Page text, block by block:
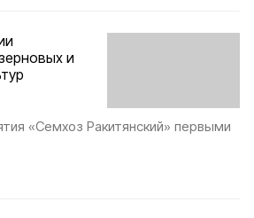
и
«Семхоз Ракитянский» первыми